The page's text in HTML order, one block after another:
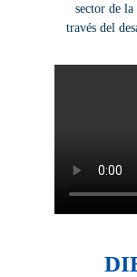
sector de
través del